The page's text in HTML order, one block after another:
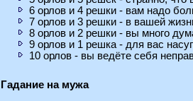
6 орлов и 4 решки - вам надо
7 орлов и 3 решки - в вашей
8 орлов и 2 решки - вы много
9 орлов и 1 решка - для вас
10 орлов - вы ведёте себя
Гадание на мужа